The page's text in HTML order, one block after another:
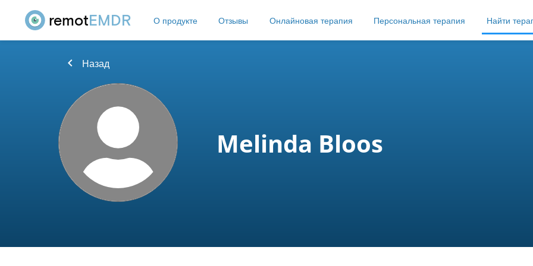
remotEMDR О продукте Отзывы Онлайновая терапия Персональная терапия Найти
chevron_left Назад
Melinda Bloos